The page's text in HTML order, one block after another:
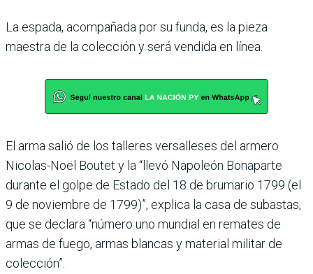
La espada, acompañada por su funda, es la pieza
maestra de la colección y será vendida en línea.
El arma salió de los talleres versalleses del armero
Nicolas-Noël Boutet y la “llevó Napoleón Bonaparte
durante el golpe de Estado del 18 de brumario 1799 (el
9 de noviembre de 1799)”, explica la casa de subastas,
que se declara “número uno mundial en remates de
armas de fuego, armas blancas y material militar de
colección”.